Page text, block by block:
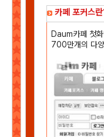
카페 포커스
Daum카페 첫화
700만개의 다